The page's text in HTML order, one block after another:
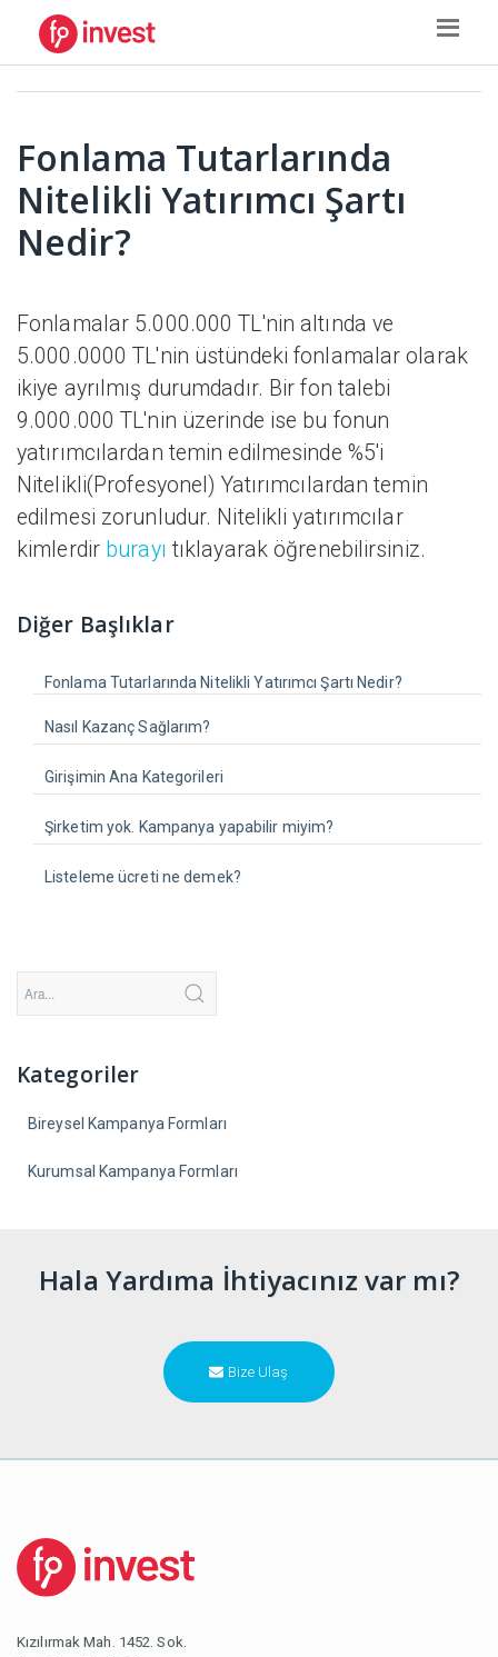
Fonlama Tutarlarında
Nitelikli Yatırımcı Şartı
Nedir?
Fonlamalar 5.000.000 TL'nin altında ve
5.000.0000 TL'nin üstündeki fonlamalar olarak
ikiye ayrılmış durumdadır. Bir fon talebi
9.000.000 TL'nin üzerinde ise bu fonun
yatırımcılardan temin edilmesinde %5'i
Nitelikli(Profesyonel) Yatırımcılardan temin
edilmesi zorunludur. Nitelikli yatırımcılar
kimlerdir burayı tıklayarak öğrenebilirsiniz.
Diğer Başlıklar
Fonlama Tutarlarında Nitelikli Yatırımcı Şartı Nedir?
Nasıl Kazanç Sağlarım?
Girişimin Ana Kategorileri
Şirketim yok. Kampanya yapabilir miyim?
Listeleme ücreti ne demek?
Kategoriler
Bireysel Kampanya Formları
Kurumsal Kampanya Formları
Hala Yardıma İhtiyacınız var mı?
Bize Ulaş
Kızılırmak Mah. 1452. Sok.